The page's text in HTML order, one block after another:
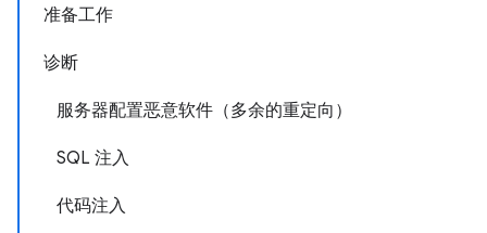
准备工作
诊断
服务器配置恶意软件（多余的重定向）
SQL 注入
代码注入